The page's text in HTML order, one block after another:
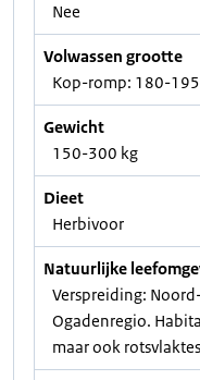
Nee
Volwassen grootte
Kop-romp: 180-
Gewicht
150-300 kg
Dieet
Herbivoor
Natuurlijke
Verspreiding:
Ogadenregio.
maar ook